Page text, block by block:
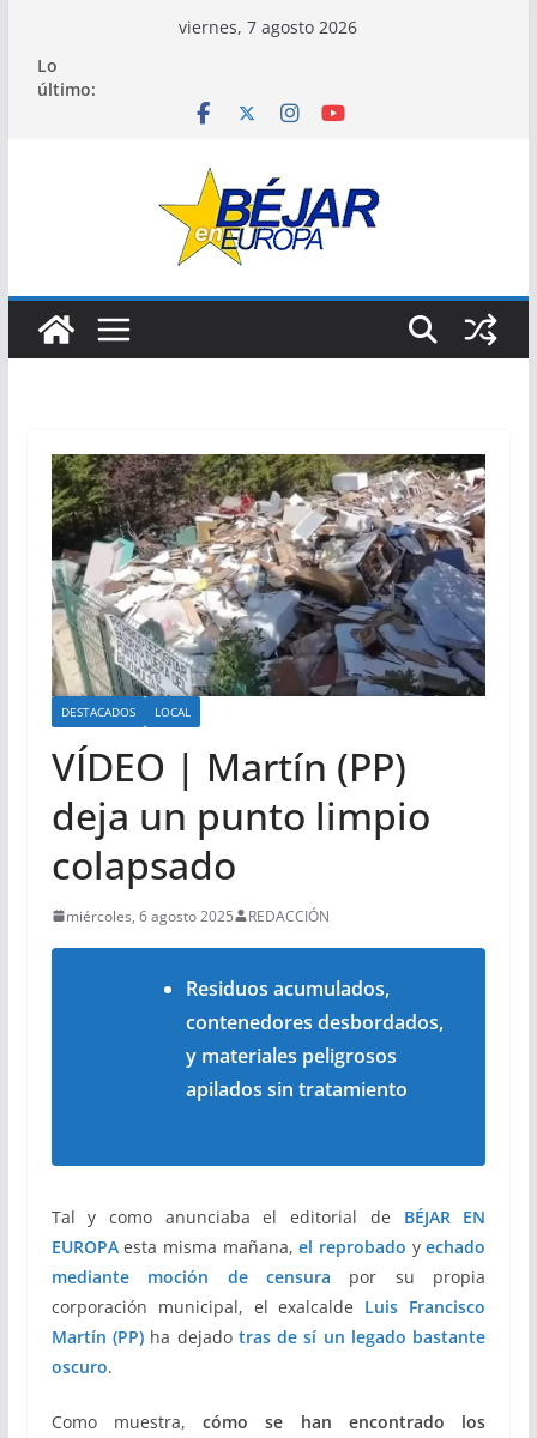
contenido
viernes, 7 agosto 2026
Lo
último:
DESTACADOS LOCAL
VÍDEO | Martín (PP)
deja un punto limpio
colapsado
miércoles, 6 agosto 2025 REDACCIÓN
Residuos acumulados,
contenedores desbordados,
y materiales peligrosos
apilados sin tratamiento
Tal y como anunciaba el editorial de BÉJAR EN
EUROPAesta misma mañana,el reprobado yechado
mediante moción de censura por su propia
corporación municipal, el exalcalde Luis Francisco
Martín (PP) ha dejado tras de sí un legado bastante
oscuro.
Como muestra,cómo se han encontrado los